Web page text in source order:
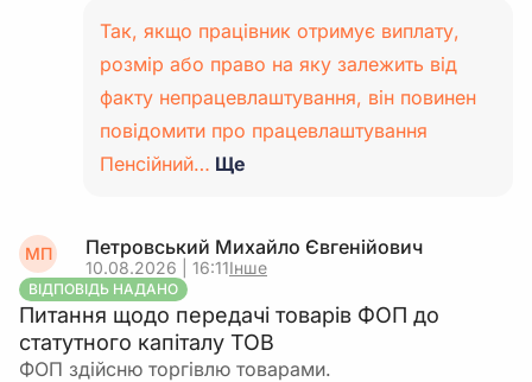
Так, якщо працівник отримує виплату,
розмір або право на яку залежить від
факту непрацевлаштування, він повинен
повідомити про працевлаштування
Пенсійний… Ще
МП Петровський Михайло Євгенійович
10.08.2026 | 16:11Інше
ВІДПОВІДЬ НАДАНО
Питання щодо передачі товарів ФОП до
статутного капіталу ТОВ
ФОП здійсню торгівлю товарами.